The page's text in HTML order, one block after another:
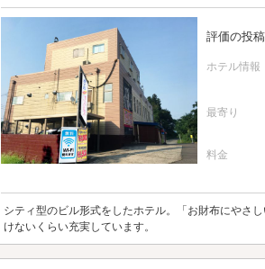
評価の投
ホテル情報
最寄り
料金
シティ型のビル形式をしたホテル。「お財布にやさ
けないくらい充実しています。